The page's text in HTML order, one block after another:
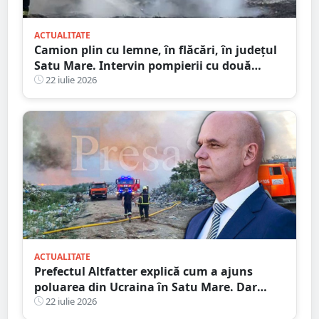
ACTUALITATE
Camion plin cu lemne, în flăcări, în județul
Satu Mare. Intervin pompierii cu două
autospeciale
22 iulie 2026
ACTUALITATE
Prefectul Altfatter explică cum a ajuns
poluarea din Ucraina în Satu Mare. Dar
nimic despre RATEUL instituțiilor publice
22 iulie 2026